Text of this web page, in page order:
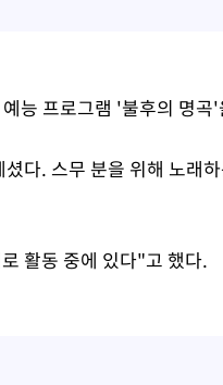
능 프로그램 '불후의 명곡
다. 스무 분을 위해 노래
활동 중에 있다"고 했다.